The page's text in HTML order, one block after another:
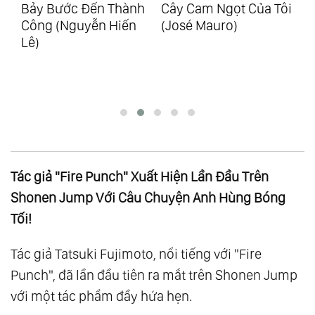
Cây Cam Ngọt Của Tôi
(José Mauro)
Đồng Tiền Hạnh Phúc
(Ken Honda)
Tác giả "Fire Punch" Xuất Hiện Lần Đầu Trên
Shonen Jump Với Câu Chuyện Anh Hùng Bóng
Tối!
Tác giả Tatsuki Fujimoto, nổi tiếng với "Fire
Punch", đã lần đầu tiên ra mắt trên Shonen Jump
với một tác phẩm đầy hứa hẹn.